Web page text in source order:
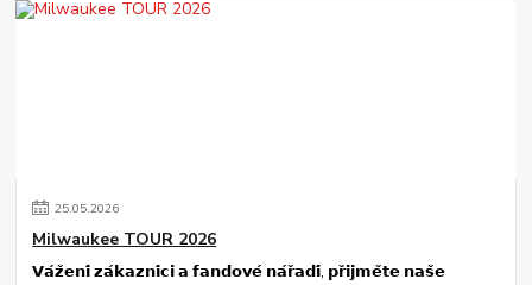
25.05.2026
Milwaukee TOUR 2026
𝗩𝗮́𝘇̌𝗲𝗻𝗶́ 𝘇𝗮́𝗸𝗮𝘇𝗻𝗶́𝗰𝗶 𝗮 𝗳𝗮𝗻𝗱𝗼𝘃𝗲́ 𝗻𝗮́𝗿̌𝗮𝗱𝗶́, 𝗽𝗿̌𝗶𝗷𝗺𝗲̌𝘁𝗲 𝗻𝗮𝘀̌𝗲